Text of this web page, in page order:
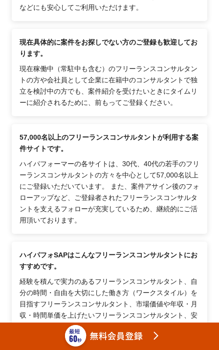
などにも安心してご利用いただけます。
現在具体的に案件をお探しでない方のご登録も歓迎してお
ります。
現在稼働中（常駐中も含む）のフリーランスコンサルタン
トの方や会社員として企業に在籍中のコンサルタントで独
立を検討中の方でも、案件紹介を受けたいときにタイムリ
ーに紹介されるために、前もってご登録ください。
57,000名以上のフリーランスコンサルタントが利用する案
件サイトです。
ハイパフォーマーの各サイトは、30代、40代の若手のフリ
ーランスコンサルタントの方々を中心として57,000名以上
にご登録いただいています。 また、案件アサイン後のフォ
ローアップなど、ご登録者されたフリーランスコンサルタ
ントを支えるフォローが充実しているため、継続的にご活
用頂いております。
ハイパフォSAPはこんなフリーランスコンサルタントにお
すすめです。
経験を積んで実力のあるフリーランスコンサルタント、自
分の時間・自由を大切にした働き方（ワークスタイル）を
目指すフリーランスコンサルタント、市場価値や年収・月
収・時間単価を上げたいフリーランスコンサルタント、安
定して案件を受注したいフリーランスコンサルタントな
ど、様々なフリーランスコンサルタントにおすすめです。